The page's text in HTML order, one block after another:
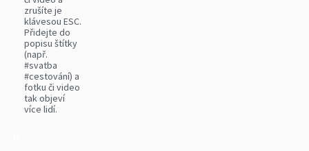
zrušíte je
klávesou ESC.
Přidejte do
popisu štítky
(např.
#svatba
#cestování) a
fotku či video
tak objeví
více lidí.